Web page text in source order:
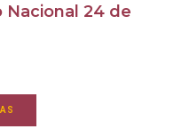
Nacional 24 de